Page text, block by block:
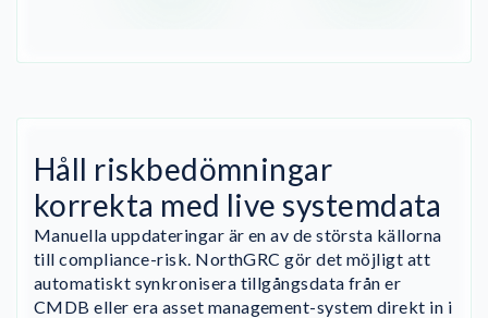
Håll riskbedömningar
korrekta med live systemdata
Manuella uppdateringar är en av de största källorna
till compliance-risk. NorthGRC gör det möjligt att
automatiskt synkronisera tillgångsdata från er
CMDB eller era asset management-system direkt in i